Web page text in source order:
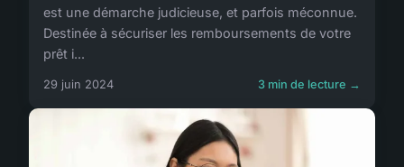
est une démarche judicieuse, et parfois méconnue.
Destinée à sécuriser les remboursements de votre
prêt i...
29 juin 2024 3 min de lecture →